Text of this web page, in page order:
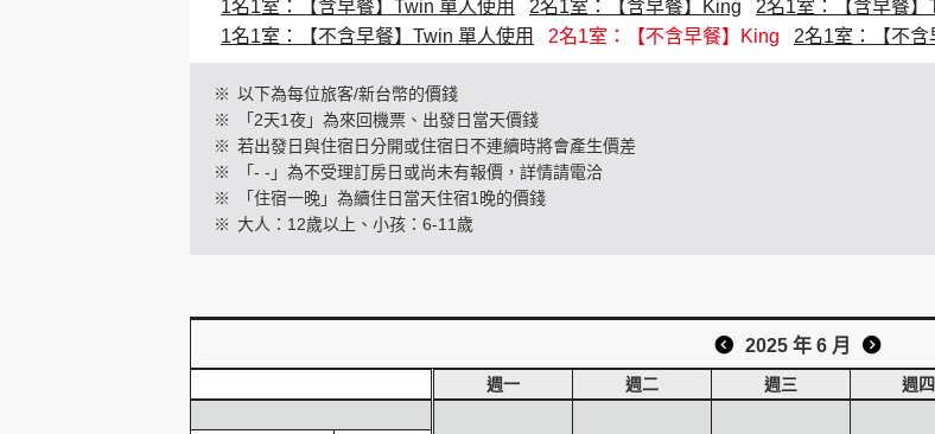
1名1室：【含早餐】Twin 單人使用
2名1室：【含早餐】King 2名1室：【含早餐】
1名1室：【不含早餐】Twin 單人使用
2名1室：【不含早餐】King 2名1室：【不含
※ 以下為每位旅客/新台幣的價錢
※
「2天1夜」為來回機票、出發日當天價錢
※ 若出發日與住宿日分開或住宿日不連續時將會產生價差
※
「- -」為不受理訂房日或尚未有報價，詳情請電洽
※
「住宿一晚」為續住日當天住宿1晚的價錢
※ 大人：12歲以上、小孩：6-11歲
2025 年 6 月
週一 週二 週三 週四